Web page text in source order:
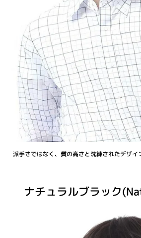
派手さではなく、質の高さと洗練されたデザイ
ナチュラルブラック